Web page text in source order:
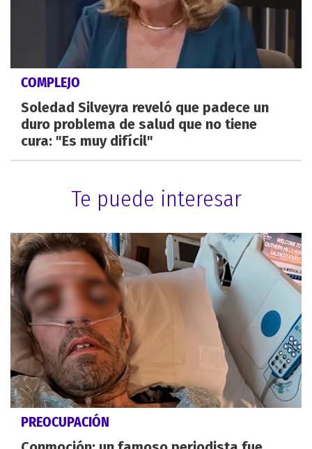
COMPLEJO
Soledad Silveyra reveló que padece un
duro problema de salud que no tiene
cura: "Es muy difícil"
Te puede interesar
PREOCUPACIÓN